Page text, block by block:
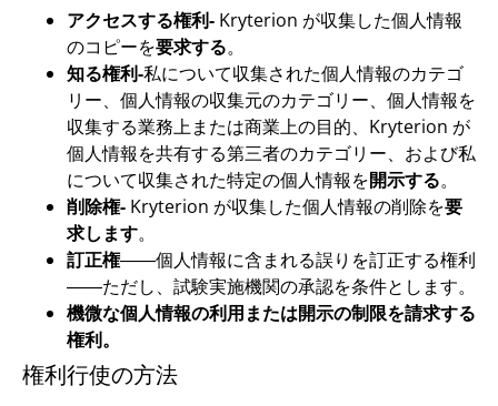
アクセスする権利- Kryterion が収集した個人情報
のコピーを要求する。
知る権利-私について収集された個人情報のカテゴ
リー、個人情報の収集元のカテゴリー、個人情報を
収集する業務上または商業上の目的、Kryterion が
個人情報を共有する第三者のカテゴリー、および私
について収集された特定の個人情報を開示する。
削除権- Kryterion が収集した個人情報の削除を要
求します。
訂正権――個人情報に含まれる誤りを訂正する権利
――ただし、試験実施機関の承認を条件とします。
機微な個人情報の利用または開示の制限を請求する
権利。
権利行使の方法